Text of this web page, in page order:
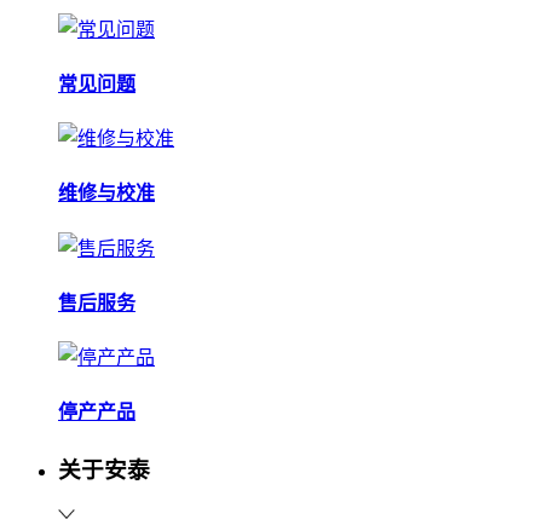
常见问题
维修与校准
售后服务
停产产品
关于安泰